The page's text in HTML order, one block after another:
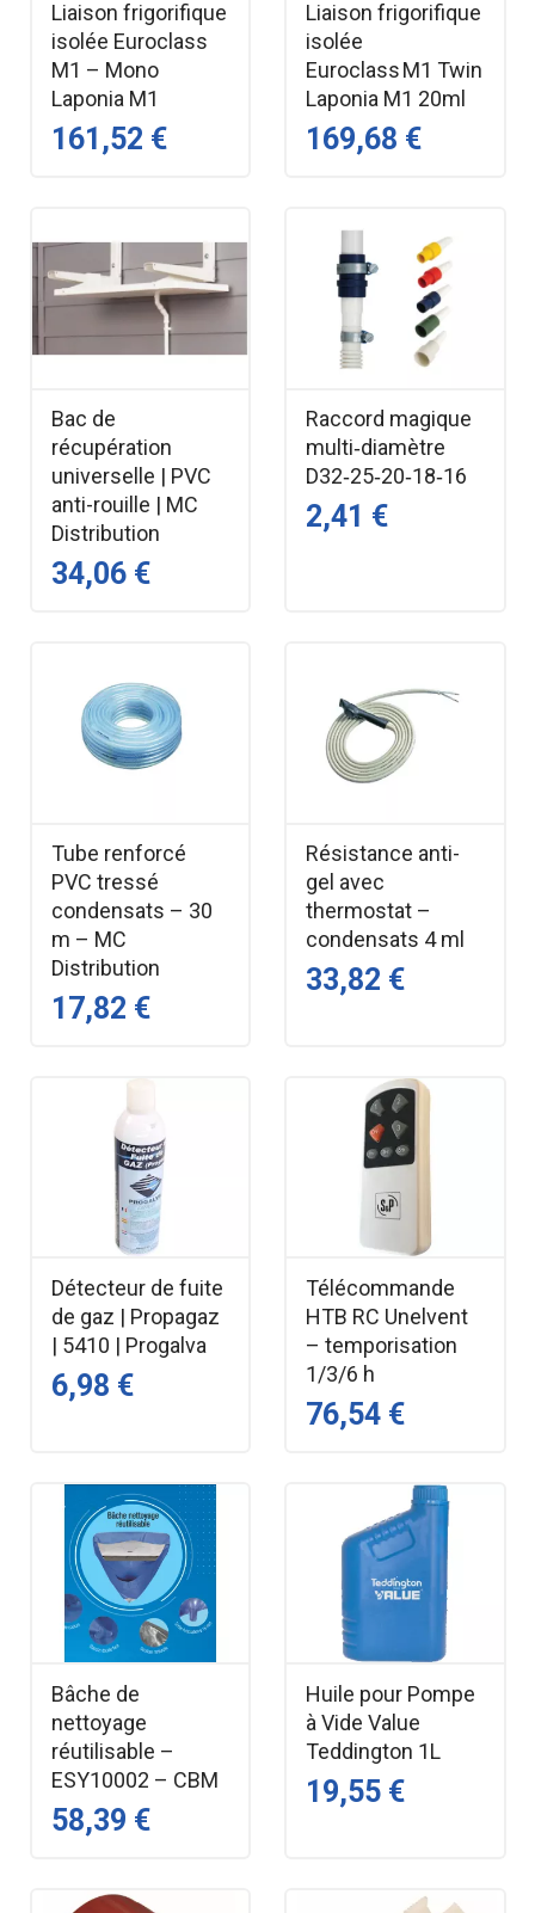
Liaison frigorifique
isolée Euroclass
M1 – Mono
Laponia M1
161,52 €
Liaison frigorifique
isolée
Euroclass M1 Twin
Laponia M1 20ml
169,68 €
Bac de
récupération
universelle | PVC
anti-rouille | MC
Distribution
34,06 €
Raccord magique
multi‑diamètre
D32‑25‑20‑18‑16
2,41 €
Tube renforcé
PVC tressé
condensats – 30
m – MC
Distribution
17,82 €
Résistance anti-
gel avec
thermostat –
condensats 4 ml
33,82 €
Détecteur de fuite
de gaz | Propagaz
| 5410 | Progalva
6,98 €
Télécommande
HTB RC Unelvent
– temporisation
1/3/6 h
76,54 €
Bâche de
nettoyage
réutilisable –
ESY10002 – CBM
58,39 €
Huile pour Pompe
à Vide Value
Teddington 1L
19,55 €